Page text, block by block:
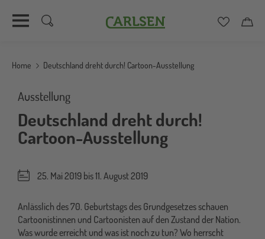
zum
Carlsen
Home Deutschland dreht durch! Cartoon-Ausstellung
Ausstellung
Deutschland dreht durch!
Cartoon-Ausstellung
25. Mai 2019 bis11. August 2019
Anlässlich des 70. Geburtstags des Grundgesetzes schauen
Cartoonistinnen und Cartoonisten auf den Zustand der Nation.
Was wurde erreicht und was ist noch zu tun? Wo herrscht